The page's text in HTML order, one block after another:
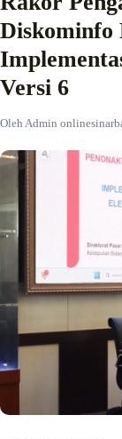
Diskominfo
Versi 6
Oleh Admin